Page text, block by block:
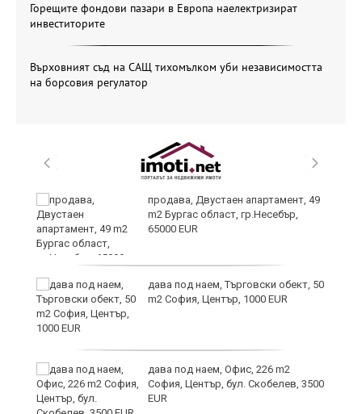
Горещите фондови пазари в Европа наелектризират
инвеститорите
Върховният съд на САЩ тихомълком уби независимостта
на борсовия регулатор
продава, Двустаен апартамент, 49
m2 Бургас област, гр.Несебър,
65000 EUR
дава под наем, Търговски обект, 50
m2 София, Център, 1000 EUR
дава под наем, Офис, 226 m2
София, Център, бул. Скобелев, 3500
EUR